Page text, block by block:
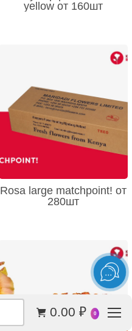
0.00 ₽ 0
yellow от 160шт
Rosa large matchpoint! от
280шт